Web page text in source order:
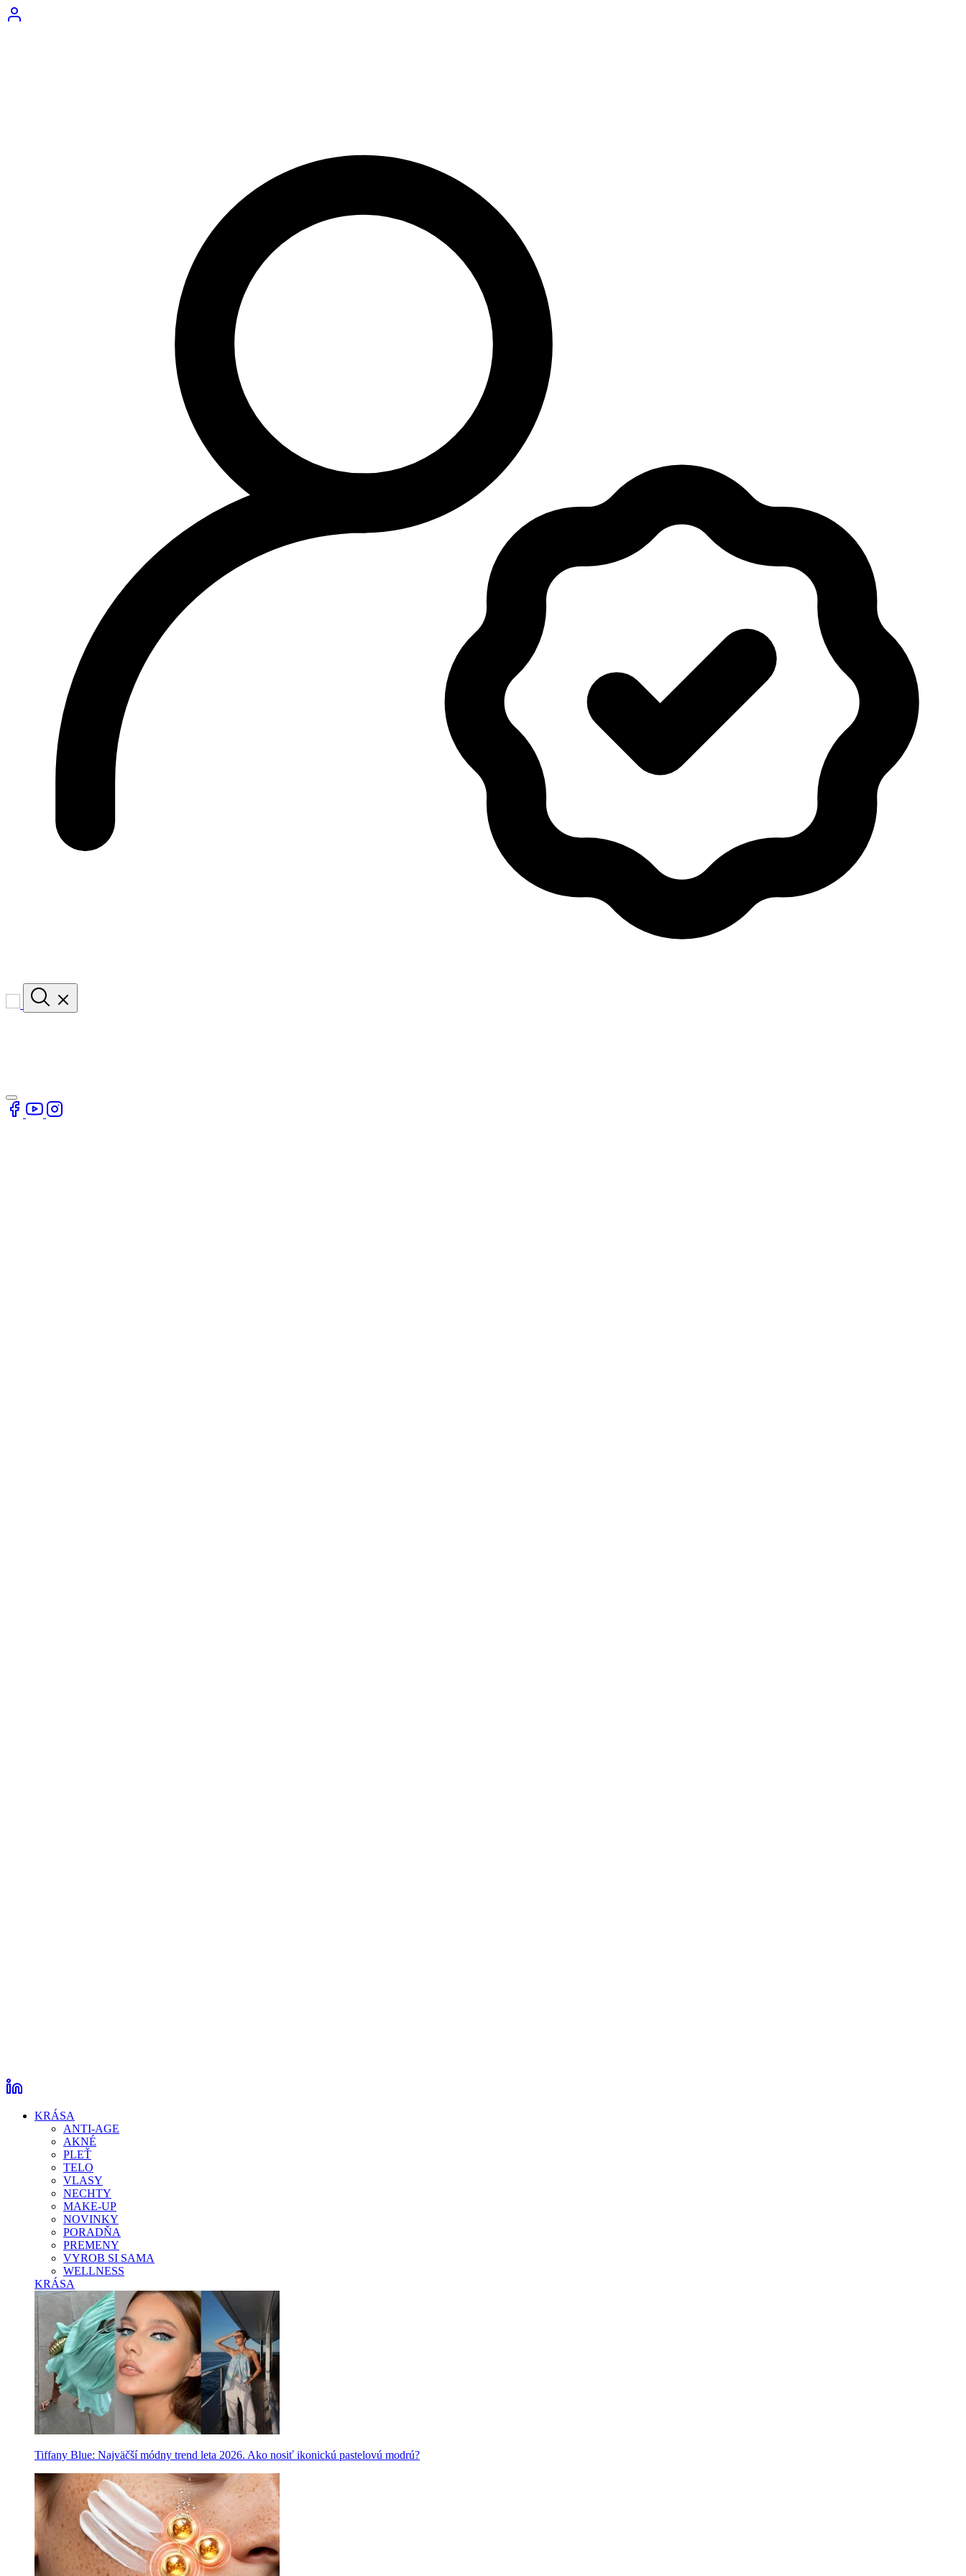
KRÁSA
ANTI-AGE
AKNÉ
PLEŤ
TELO
VLASY
NECHTY
MAKE-UP
NOVINKY
PORADŇA
PREMENY
VYROB SI SAMA
WELLNESS
KRÁSA
Tiffany Blue: Najväčší módny trend leta 2026. Ako nosiť ikonickú pastelovú modrú?